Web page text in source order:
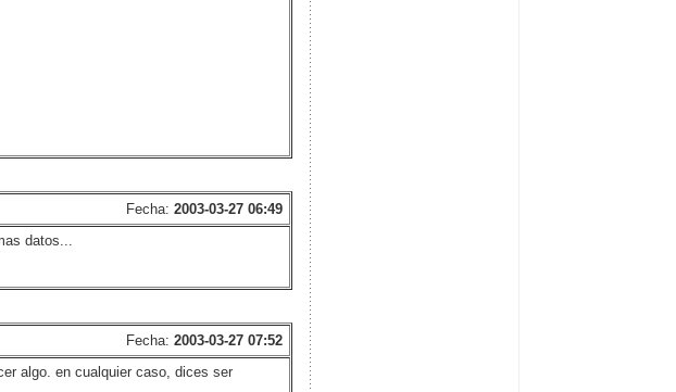
Fecha: 2003-03-27 06:49
datos...
Fecha: 2003-03-27 07:52
algo. en cualquier caso, dices ser